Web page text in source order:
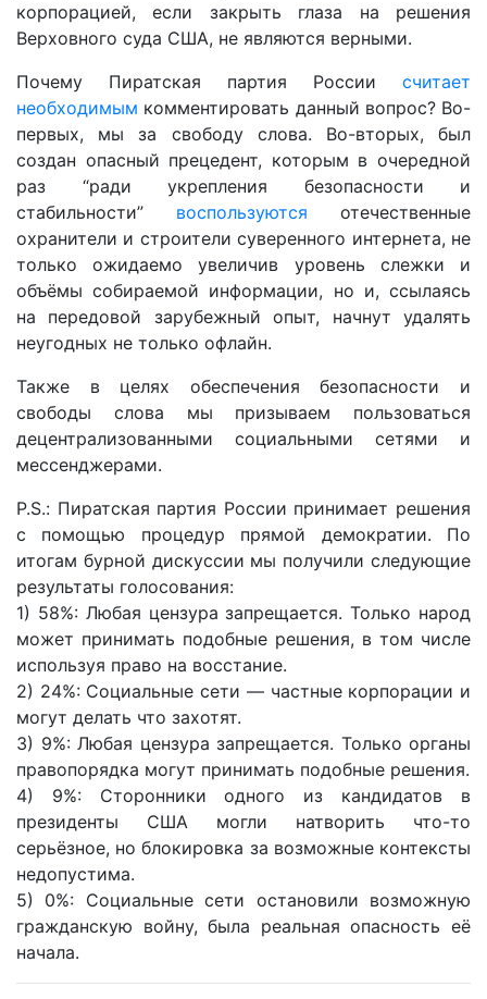
корпорацией, если закрыть глаза на решения
Верховного суда США, не являются верными.
Почему Пиратская партия России считает
необходимым комментировать данный вопрос? Во-
первых, мы за свободу слова. Во-вторых, был
создан опасный прецедент, которым в очередной
раз “ради укрепления безопасности и
стабильности” воспользуются отечественные
охранители и строители суверенного интернета, не
только ожидаемо увеличив уровень слежки и
объёмы собираемой информации, но и, ссылаясь
на передовой зарубежный опыт, начнут удалять
неугодных не только офлайн.
Также в целях обеспечения безопасности и
свободы слова мы призываем пользоваться
децентрализованными социальными сетями и
мессенджерами.
P.S.: Пиратская партия России принимает решения
с помощью процедур прямой демократии. По
итогам бурной дискуссии мы получили следующие
результаты голосования:
1) 58%: Любая цензура запрещается. Только народ
может принимать подобные решения, в том числе
используя право на восстание.
2) 24%: Социальные сети — частные корпорации и
могут делать что захотят.
3) 9%: Любая цензура запрещается. Только органы
правопорядка могут принимать подобные решения.
4) 9%: Сторонники одного из кандидатов в
президенты США могли натворить что-то
серьёзное, но блокировка за возможные контексты
недопустима.
5) 0%: Социальные сети остановили возможную
гражданскую войну, была реальная опасность её
начала.